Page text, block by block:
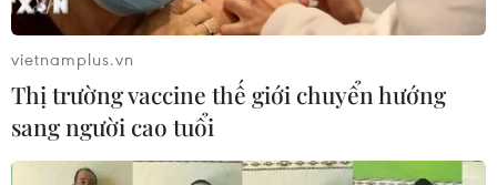
vietnamplus.vn
Thị trường vaccine thế giới chuyển hướng
sang người cao tuổi